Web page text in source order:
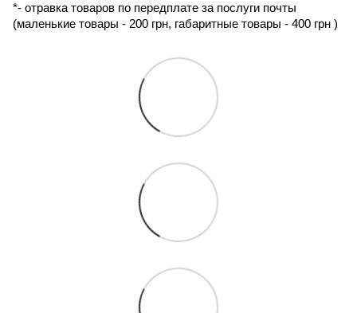
*- отравка товаров по передплате за послуги почты
(маленькие товары - 200 грн, габаритные товары - 400 грн )